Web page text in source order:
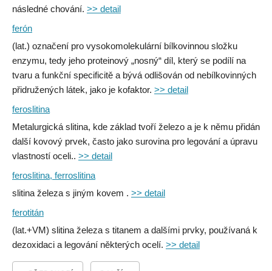
následné chování. >> detail
ferón
(lat.) označení pro vysokomolekulární bílkovinnou složku
enzymu, tedy jeho proteinový „nosný“ díl, který se podílí na
tvaru a funkční specificitě a bývá odlišován od nebílkovinných
přidružených látek, jako je kofaktor. >> detail
feroslitina
Metalurgická slitina, kde základ tvoří železo a je k němu přidán
další kovový prvek, často jako surovina pro legování a úpravu
vlastností oceli.. >> detail
feroslitina, ferroslitina
slitina železa s jiným kovem . >> detail
ferotitán
(lat.+VM) slitina železa s titanem a dalšími prvky, používaná k
dezoxidaci a legování některých ocelí. >> detail